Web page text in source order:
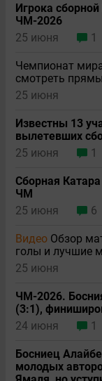
Игрока
ЧМ-2026
25 июня
1
Чемпионат
смотреть
25 июня
Известны 13
вылетевших
25 июня
1
Сборная
ЧМ
25 июня
6
Видео Обзор
голы и лучшие
25 июня
ЧМ-2026.
(3:1),
24 июня
1
Босниец
молодых